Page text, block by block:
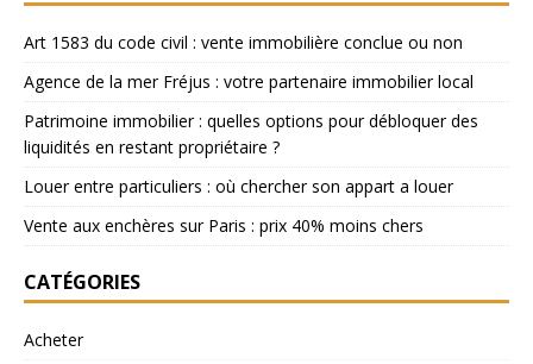
Art 1583 du code civil : vente immobilière conclue ou non
Agence de la mer Fréjus : votre partenaire immobilier local
Patrimoine immobilier : quelles options pour débloquer des
liquidités en restant propriétaire ?
Louer entre particuliers : où chercher son appart a louer
Vente aux enchères sur Paris : prix 40% moins chers
CATÉGORIES
Acheter